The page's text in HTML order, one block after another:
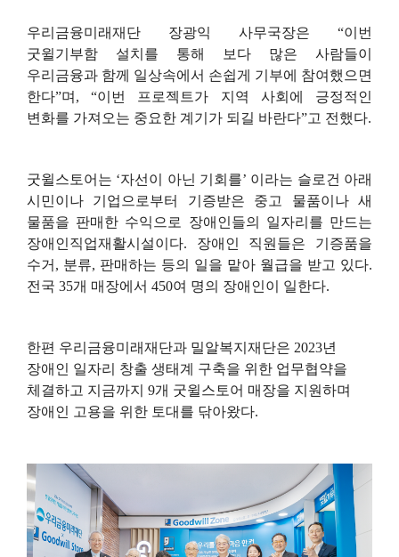
우리금융미래재단 장광익 사무국장은 “이번
굿윌기부함 설치를 통해 보다 많은 사람들이
우리금융과 함께 일상속에서 손쉽게 기부에 참여했으면
한다”며 , “이번 프로젝트가 지역 사회에 긍정적인
변화를 가져오는 중요한 계기가 되길 바란다”고 전했다.
굿윌스토어는 ‘자선이 아닌 기회를’ 이라는 슬로건 아래
시민이나 기업으로부터 기증받은 중고 물품이나 새
물품을 판매한 수익으로 장애인들의 일자리를 만드는
장애인직업재활시설이다. 장애인 직원들은 기증품을
수거 , 분류, 판매하는 등의 일을 맡아 월급을 받고 있다.
전국 35개 매장에서 450여 명의 장애인이 일한다.
한편 우리금융미래재단과 밀알복지재단은 2023년
장애인 일자리 창출 생태계 구축을 위한 업무협약을
체결하고 지금까지 9개 굿윌스토어 매장을 지원하며
장애인 고용을 위한 토대를 닦아왔다.